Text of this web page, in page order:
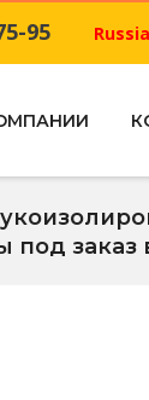
95
под заказ